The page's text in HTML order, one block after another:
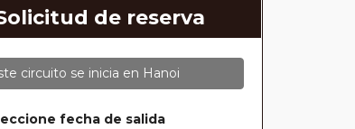
de reserva
circuito se inicia en Hanoi
fecha de salida